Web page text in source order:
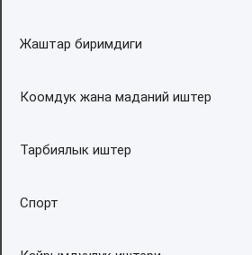
Жаштар биримдиги
Коомдук жана маданий иштер
Тарбиялык иштер
Спорт